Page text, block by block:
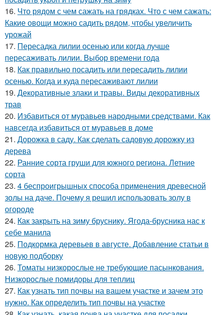
16. Что рядом с чем сажать на грядках. Что с чем сажать:
Какие овощи можно садить рядом, чтобы увеличить
урожай
17. Пересадка лилии осенью или когда лучше
пересаживать лилии. Выбор времени года
18. Как правильно посадить или пересадить лилии
осенью. Когда и куда пересаживают лилии
19. Декоративные злаки и травы. Виды декоративных
трав
20. Избавиться от муравьев народными средствами. Как
навсегда избавиться от муравьев в доме
21. Дорожка в саду. Как сделать садовую дорожку из
дерева
22. Ранние сорта груши для южного региона. Летние
сорта
23. 4 беспроигрышных способа применения древесной
золы на даче. Почему я решил использовать золу в
огороде
24. Как закрыть на зиму бруснику. Ягода-брусника нас к
себе манила
25. Подкормка деревьев в августе. Добавление статьи в
новую подборку
26. Томаты низкорослые не требующие пасынкования.
Низкорослые помидоры для теплиц
27. Как узнать тип почвы на вашем участке и зачем это
нужно. Как определить тип почвы на участке